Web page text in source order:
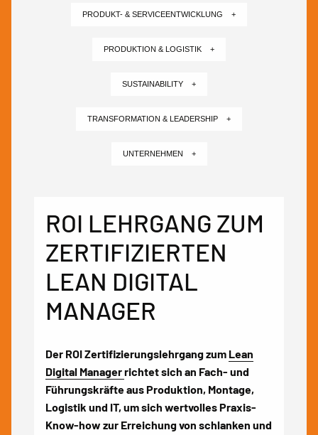
PRODUKT- & SERVICEENTWICKLUNG +
PRODUKTION & LOGISTIK +
SUSTAINABILITY +
TRANSFORMATION & LEADERSHIP +
UNTERNEHMEN +
ROI LEHRGANG ZUM
ZERTIFIZIERTEN
LEAN DIGITAL
MANAGER
Der ROI Zertifizierungslehrgang zum Lean
Digital Managerrichtet sich an Fach- und
Führungskräfte aus Produktion, Montage,
Logistik und IT, um sich wertvolles Praxis-
Know-how zur Erreichung von schlanken und